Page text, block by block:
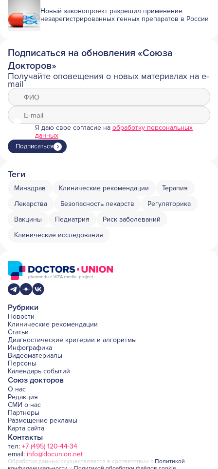
Новый законопроект разрешил применение
незарегистрированных генных препаратов в России
Подписаться на обновления «Союза
Докторов»
Получайте оповещения о новых материалах на e-
mail
Я даю свое согласие на обработку персональных
данных
Подписаться
Теги
Минздрав Клинические рекомендации
Терапия
Лекарства
Безопасность лекарств
Регуляторика
Вакцины
Педиатрия
Риск заболеваний
Клинические исследования
Рубрики
Новости
Клинические рекомендации
Статьи
Диагностические критерии и алгоритмы
Инфографика
Видеоматериалы
Персоны
Календарь событий
Союз докторов
О нас
Редакция
СМИ о нас
Партнеры
Размещение рекламы
Карта сайта
Контакты
тел: +7 (495) 120-44-34
email: info@docunion.net
Обработка данных осуществляется в соответствии с Политикой